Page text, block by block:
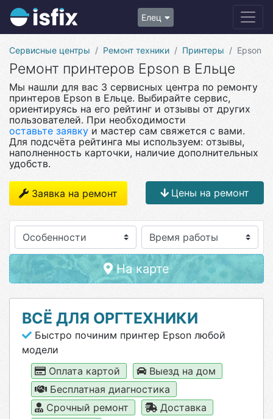
Елец
Сервисные центры Ремонт техники Принтеры Epson
Ремонт принтеров Epson в Ельце
Мы нашли для вас 3 сервисных центра по ремонту
принтеров Epson в Ельце. Выбирайте сервис,
ориентируясь на его рейтинг и отзывы от других
пользователей. При необходимости
оставьте заявку и мастер сам свяжется с вами.
Для подсчёта рейтинга мы используем: отзывы,
наполненность карточки, наличие дополнительных
удобств.
Заявка на ремонт Цены на ремонт
Особенности
На карте
ВСЁ ДЛЯ ОРГТЕХНИКИ
Быстро починим принтер Epson любой
модели
Оплата картой
Выезд на дом
Бесплатная диагностика
Срочный ремонт
Доставка